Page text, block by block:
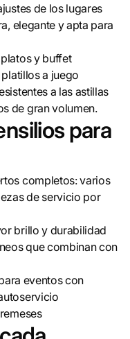
de los lugares
elegante y apta para
y buffet
a juego
a las astillas
de gran volumen.
para
completos: varios
de servicio por
brillo y durabilidad
que combinan con
eventos con